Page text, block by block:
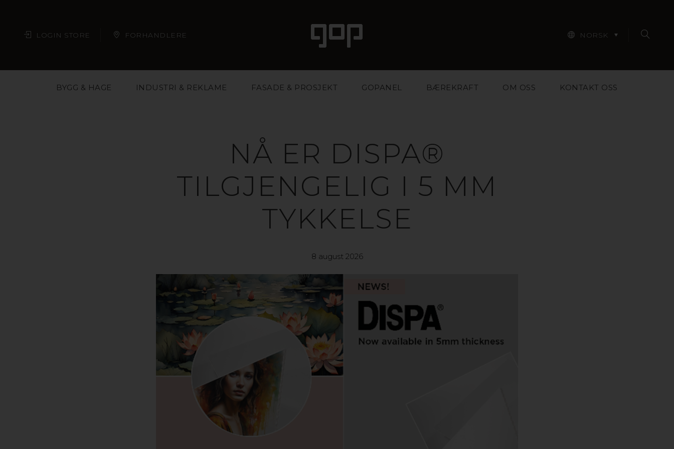
LOGIN STORE FORHANDLERE NORSK
BYGG & HAGE INDUSTRI & REKLAME FASADE & PROSJEKT GOPANEL BÆREKRAFT OM OSS KONTAKT OSS
NÅ ER DISPA®
TILGJENGELIG I 5 MM
TYKKELSE
8 august 2026